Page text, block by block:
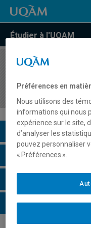
Étudier à l'UQAM
COURS//
embarqué
Description du cours
Horaire - Été 2026
Horaire - Automne
Horaire - Hiver 2027
Préférences en
Nous utilisons des
informations qui nous
expérience sur le site,
d’analyser les
pouvez personnaliser
« Préférences ».